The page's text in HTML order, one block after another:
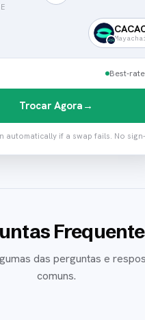
Best-
Trocar Agora →
automatically if a swap fails. No
das perguntas e
comuns.